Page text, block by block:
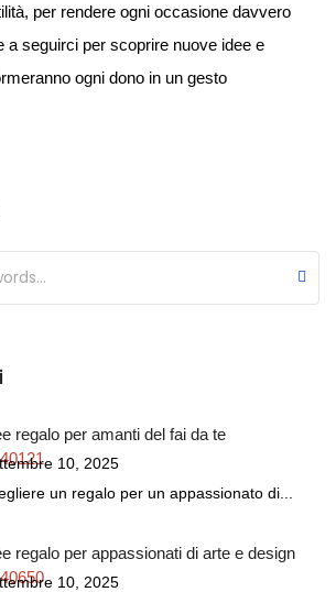
per rendere ogni occasione davvero
a seguirci per scoprire nuove idee e
ogni dono in un gesto
regalo per amanti del fai da te
10, 2025
un regalo per un appassionato di...
regalo per appassionati di arte e design
10, 2025